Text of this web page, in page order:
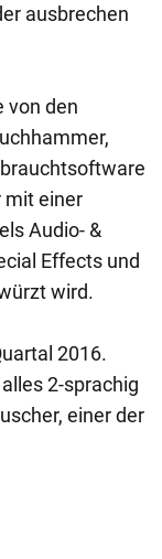
ausbrechen
von den
mit einer
Audio- &
Effects und
wird.
2016.
2-sprachig
einer der